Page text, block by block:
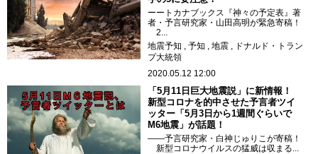
ーートカナブックス『神々の予定表』著
者・予言研究家・山田高明が緊急寄稿！
2...
地震予知
予知 地震
ドナルド・トラン
プ大統領
2020.05.12 12:00
「5月11日巨大地震説」に新情報！
新型コロナを的中させた予言者ツイ
ッター「5月3日から1週間ぐらいで
M6地震」が話題！
――予言研究家・白神じゅりこが寄稿！
新型コロナウイルスの猛威は収まる...